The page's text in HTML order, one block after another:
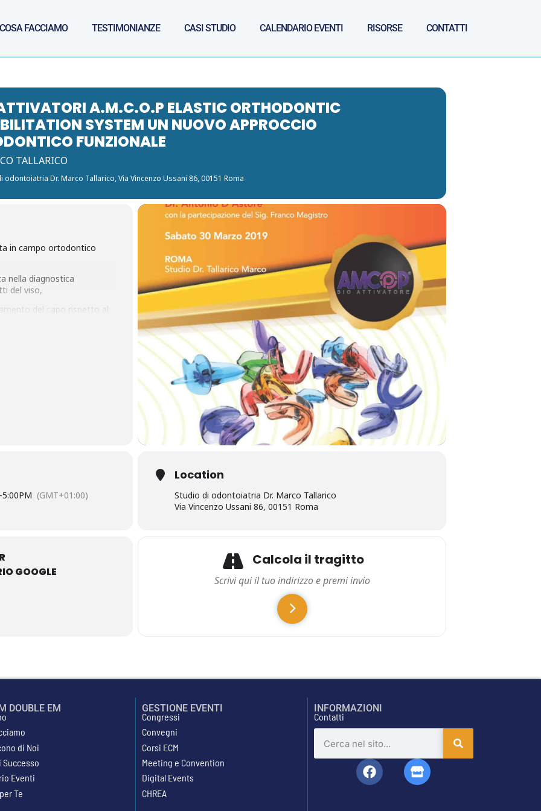
COSA FACCIAMO TESTIMONIANZE CASI STUDIO CALENDARIO EVENTI RISORSE CONTATTI
A.M.C.O.P ELASTIC ORTHODONTIC
SYSTEM UN NUOVO APPROCCIO
FUNZIONALE
TALLARICO
odontoiatria Dr. Marco Tallarico, Via Vincenzo Ussani 86, 00151 Roma
in campo ortodontico
nella diagnostica
del viso,
del capo rispetto al
di un nuovo appr
Osteopatica e conseg
.
-5:00PM (GMT+01:00)
Location
Studio di odontoiatria Dr. Marco Tallarico
Via Vincenzo Ussani 86, 00151 Roma
GOOGLE
Calcola il tragitto
DOUBLE EM
di Noi
Eventi
Te
GESTIONE EVENTI
Congressi
Convegni
Corsi ECM
Meeting e Convention
Digital Events
CHREA
INFORMAZIONI
Contatti